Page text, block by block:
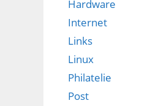
Hardware
Internet
Links
Linux
Philatelie
Post